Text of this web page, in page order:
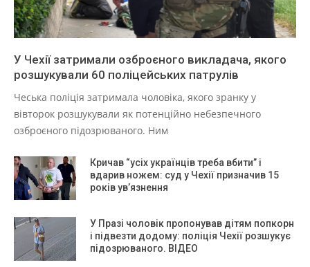
У Чехії затримали озброєного викладача, якого
розшукували 60 поліцейських патрулів
Чеська поліція затримала чоловіка, якого зранку у
вівторок розшукували як потенційно небезпечного
озброєного підозрюваного. Ним
Кричав “усіх українців треба вбити” і
вдарив ножем: суд у Чехії призначив 15
років ув’язнення
У Празі чоловік пропонував дітям попкорн
і підвезти додому: поліція Чехії розшукує
підозрюваного. ВІДЕО